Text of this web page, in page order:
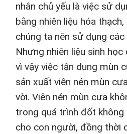
nhân chủ yếu là việc sử
bằng nhiên liệu hóa
chúng ta nên sử dụng các
Nhưng nhiên liệu sinh
vì vậy việc tận dụng mùn
sản xuất viên nén mùn
vời. Viên nén mùn cưa
trong quá trình đốt không
cho con người, đồng thời